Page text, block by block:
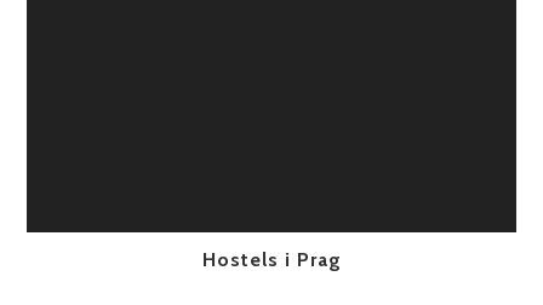
Hostels i Prag